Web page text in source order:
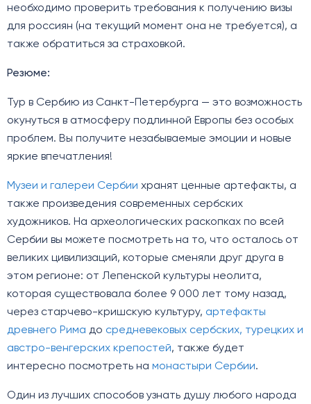
необходимо проверить требования к получению визы
для россиян (на текущий момент она не требуется), а
также обратиться за страховкой.
Резюме:
Тур в Сербию из Санкт-Петербурга — это возможность
окунуться в атмосферу подлинной Европы без особых
проблем. Вы получите незабываемые эмоции и новые
яркие впечатления!
Музеи и галереи Сербии хранят ценные артефакты, а
также произведения современных сербских
художников. На археологических раскопках по всей
Сербии вы можете посмотреть на то, что осталось от
великих цивилизаций, которые сменяли друг друга в
этом регионе: от Лепенской культуры неолита,
которая существовала более 9 000 лет тому назад,
через старчево-кришскую культуру, артефакты
древнего Рима до средневековых сербских, турецких и
австро-венгерских крепостей, также будет
интересно посмотреть на монастыри Сербии.
Один из лучших способов узнать душу любого народа